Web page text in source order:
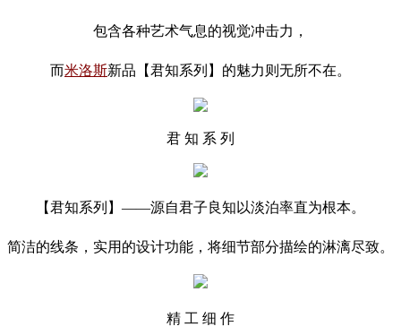
包含各种艺术气息的视觉冲击力，
而米洛斯新品【君知系列】的魅力则无所不在。
君 知 系 列
【君知系列】——源自君子良知以淡泊率直为根本。
简洁的线条，实用的设计功能，将细节部分描绘的淋漓尽致。
精 工 细 作